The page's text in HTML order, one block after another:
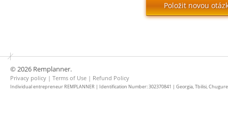
Položit novou
© 2026 Remplanner.
Privacy policy | Terms of Use | Refund Policy
Individual entrepreneur REMPLANNER | Identification Number: 302370841 | Georgia, Tbilisi,